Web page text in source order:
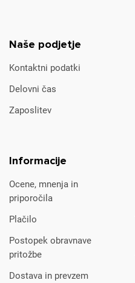
Naše podjetje
Kontaktni podatki
Delovni čas
Zaposlitev
Informacije
Ocene, mnenja in
priporočila
Plačilo
Postopek obravnave
pritožbe
Dostava in prevzem